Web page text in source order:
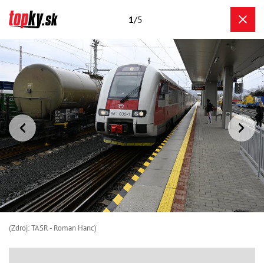
1/5
(Zdroj: TASR - Roman Hanc)